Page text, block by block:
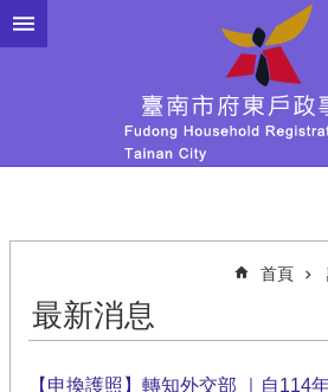
跳到主要內容區塊
首頁
最新消息
【申換護照】轉知外交部 ｜自114